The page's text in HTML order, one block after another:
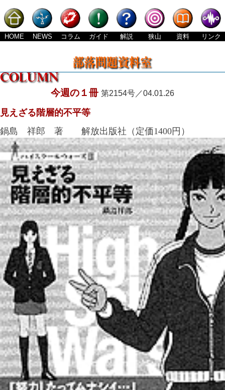
HOME NEWS コラム ガイド 解説 狭山 資料 リンク
今週の１冊 第2154号／04.01.26
見えざる階層的不平等
鍋島 祥郎 著 解放出版社（定価1400円）